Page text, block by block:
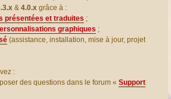
& 4.0.x grâce à :
présentées et traduites ;
graphiques ;
(assistance, installation, mise à jour, projet
:
des questions dans le forum « Support